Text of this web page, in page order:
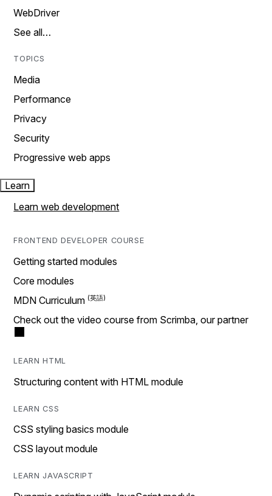
WebDriver
See all…
TOPICS
Media
Performance
Privacy
Security
Progressive web apps
Learn
Learn web development
FRONTEND DEVELOPER COURSE
Getting started modules
Core modules
MDN Curriculum
Check out the video course from Scrimba, our partner
LEARN HTML
Structuring content with HTML module
LEARN CSS
CSS styling basics module
CSS layout module
LEARN JAVASCRIPT